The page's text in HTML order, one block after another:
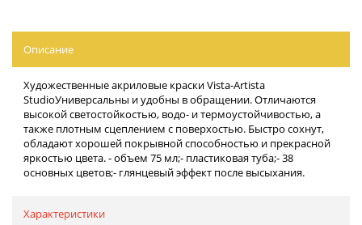
Описание
Художественные акриловые краски Vista-Artista
StudioУниверсальны и удобны в обращении. Отличаются
высокой светостойкостью, водо- и термоустойчивостью, а
также плотным сцеплением с поверхостью. Быстро сохнут,
обладают хорошей покрывной способностью и прекрасной
яркостью цвета. - объем 75 мл;- пластиковая туба;- 38
основных цветов;- глянцевый эффект после высыхания.
Характеристики